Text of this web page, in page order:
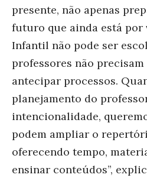
presente, não apenas
futuro que ainda está por
Infantil não pode ser
professores não
antecipar processos.
planejamento do
intencionalidade,
podem ampliar o
oferecendo tempo,
ensinar conteúdos”,